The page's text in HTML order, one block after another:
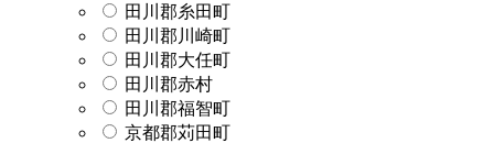
田川郡糸田町
田川郡川崎町
田川郡大任町
田川郡赤村
田川郡福智町
京都郡苅田町